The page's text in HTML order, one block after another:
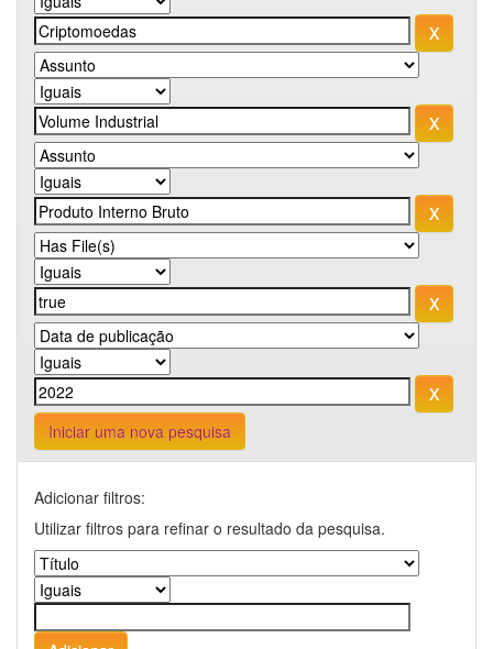
Iniciar uma nova pesquisa
Adicionar filtros:
Utilizar filtros para refinar o resultado da pesquisa.